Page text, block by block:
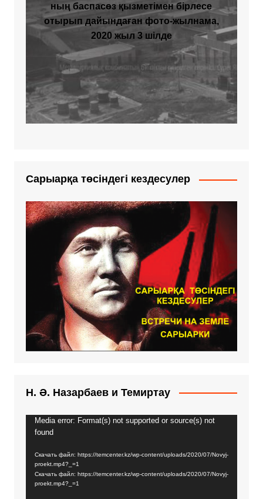
ның баспасөз қызметімен бірлесе
отырып дайындаған фото-жылнама,
2020 жыл 3 шілде
Сарыарқа төсіндегі кездесулер
Н. Ә. Назарбаев и Темиртау
Видеоплеер
Media error: Format(s) not supported or source(s) not
found
Скачать файл: https://temcenter.kz/wp-content/uploads/2020/07/Novyj-
proekt.mp4?_=1
Скачать файл: https://temcenter.kz/wp-content/uploads/2020/07/Novyj-
proekt.mp4?_=1